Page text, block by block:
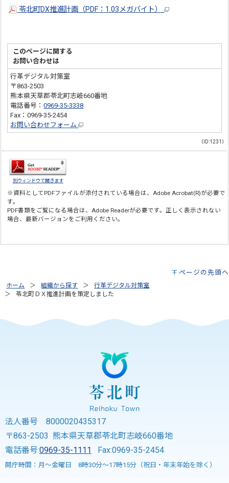
苓北町DX推進計画（PDF：1.03メガバイト）
このページに関する
お問い合わせは
行革デジタル対策室
〒863-2503
熊本県天草郡苓北町志岐660番地
電話番号：0969-35-3338
Fax：0969-35-2454
お問い合わせフォーム
（ID:1231）
別ウィンドウで開きます
※資料としてPDFファイルが添付されている場合は、Adobe Acrobat(R)が必要で
す。
PDF書類をご覧になる場合は、Adobe Readerが必要です。正しく表示されない
場合、最新バージョンをご利用ください。
ページの先頭へ
ホーム 組織から探す
行革デジタル対策室
苓北町ＤＸ推進計画を策定しました
法人番号 8000020435317
〒863-2503 熊本県天草郡苓北町志岐660番地
電話番号:0969-35-1111 Fax:0969-35-2454
開庁時間：月～金曜日 8時30分～17時15分（祝日・年末年始を除く）